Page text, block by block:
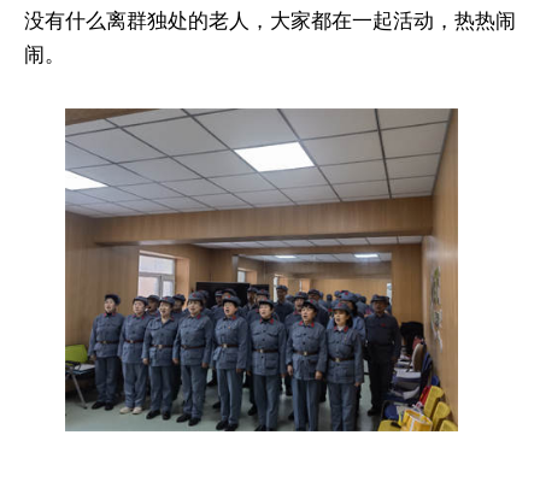
没有什么离群独处的老人，大家都在一起活动，热热闹
闹。